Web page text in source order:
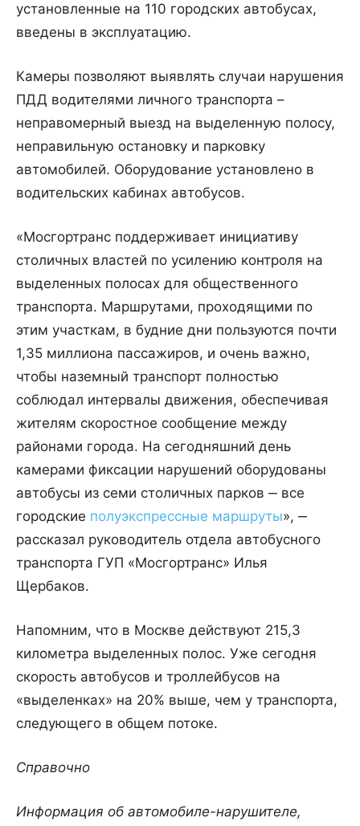
установленные на 110 городских автобусах,
введены в эксплуатацию.
Камеры позволяют выявлять случаи нарушения
ПДД водителями личного транспорта –
неправомерный выезд на выделенную полосу,
неправильную остановку и парковку
автомобилей. Оборудование установлено в
водительских кабинах автобусов.
«Мосгортранс поддерживает инициативу
столичных властей по усилению контроля на
выделенных полосах для общественного
транспорта. Маршрутами, проходящими по
этим участкам, в будние дни пользуются почти
1,35 миллиона пассажиров, и очень важно,
чтобы наземный транспорт полностью
соблюдал интервалы движения, обеспечивая
жителям скоростное сообщение между
районами города. На сегодняшний день
камерами фиксации нарушений оборудованы
автобусы из семи столичных парков ‒ все
городские полуэкспрессные маршруты», ‒
рассказал руководитель отдела автобусного
транспорта ГУП «Мосгортранс» Илья
Щербаков.
Напомним, что в Москве действуют 215,3
километра выделенных полос. Уже сегодня
скорость автобусов и троллейбусов на
«выделенках» на 20% выше, чем у транспорта,
следующего в общем потоке.
Справочно
Информация об автомобиле-нарушителе,